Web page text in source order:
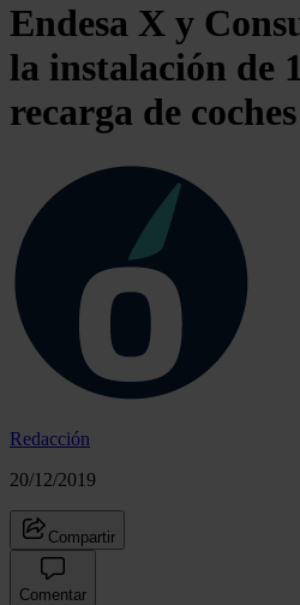
Endesa X y
la instalación de
recarga de
Redacción
20/12/2019
Compartir
Comentar